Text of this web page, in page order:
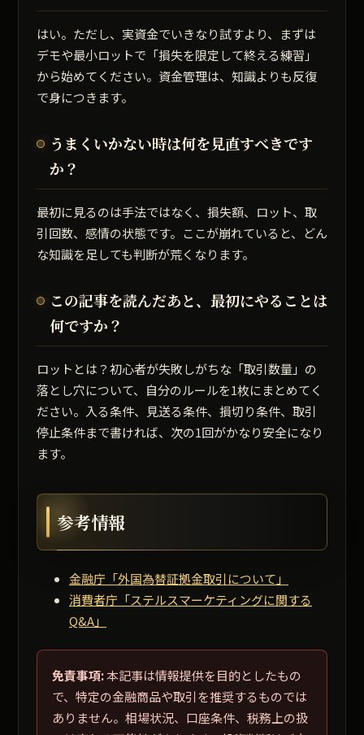
はい。ただし、実資金でいきなり試すより、まずは
デモや最小ロットで「損失を限定して終える練習」
から始めてください。資金管理は、知識よりも反復
で身につきます。
うまくいかない時は何を見直すべきです
か？
最初に見るのは手法ではなく、損失額、ロット、取
引回数、感情の状態です。ここが崩れていると、どん
な知識を足しても判断が荒くなります。
この記事を読んだあと、最初にやることは
何ですか？
ロットとは？初心者が失敗しがちな「取引数量」の
落とし穴について、自分のルールを1枚にまとめてく
ださい。入る条件、見送る条件、損切り条件、取引
停止条件まで書ければ、次の1回がかなり安全になり
ます。
参考情報
金融庁「外国為替証拠金取引について」
消費者庁「ステルスマーケティングに関する
Q&A」
免責事項:本記事は情報提供を目的としたもの
で、特定の金融商品や取引を推奨するものでは
ありません。相場状況、口座条件、税務上の扱